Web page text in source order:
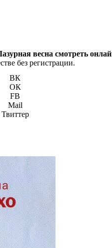
весна смотреть
без регистрации.
ВК
ОК
FB
Mail
Твиттер